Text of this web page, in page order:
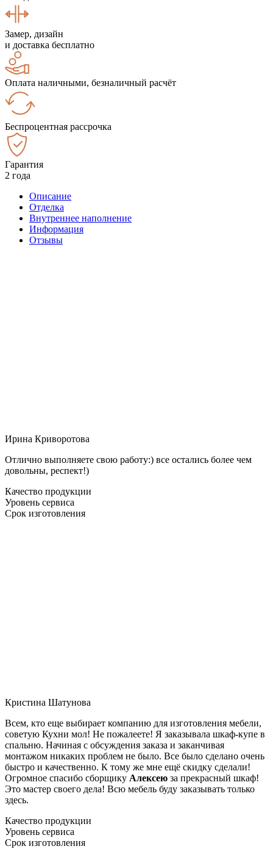
Замер, дизайн
и доставка бесплатно
Оплата наличными, безналичный расчёт
Беспроцентная рассрочка
Гарантия
2 года
Описание
Отделка
Внутреннее наполнение
Информация
Отзывы
Ирина Криворотова
Отлично выполняете свою работу:) все остались более чем
довольны, респект!)
Качество продукции
Уровень сервиса
Срок изготовления
Кристина Шатунова
Всем, кто еще выбирает компанию для изготовления мебели,
советую Кухни мол! Не пожалеете! Я заказывала шкаф-купе в
спальню. Начиная с обсуждения заказа и заканчивая
монтажом никаких проблем не было. Все было сделано очень
быстро и качественно. К тому же мне ещё скидку сделали!
Огромное спасибо сборщику Алексею за прекрасный шкаф!
Это мастер своего дела! Всю мебель буду заказывать только
здесь.
Качество продукции
Уровень сервиса
Срок изготовления